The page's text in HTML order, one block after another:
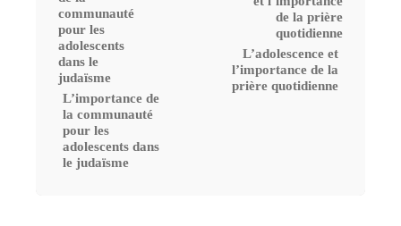
L’importance de
la communauté
pour les
adolescents dans
le judaïsme
L’adolescence et
l’importance de la
prière quotidienne